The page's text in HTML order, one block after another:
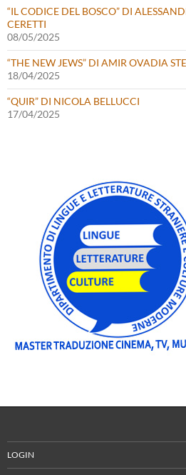
“IL CODICE DEL BOSCO” DI
CERETTI
08/05/2025
“THE NEW JEWS” DI AMIR OVADIA
18/04/2025
“QUIR” DI NICOLA BELLUCCI
17/04/2025
LOGIN